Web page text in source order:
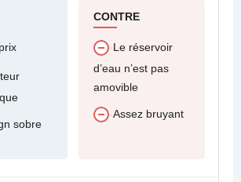
sobre
CONTRE
Le réservoir
d’eau n’est pas
amovible
Assez bruyant